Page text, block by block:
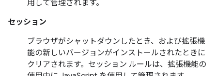
用して管理されます。
セッション
ブラウザがシャットダウンしたとき、および拡張機
能の新しいバージョンがインストールされたときに
クリアされます。セッション ルールは、拡張機能の